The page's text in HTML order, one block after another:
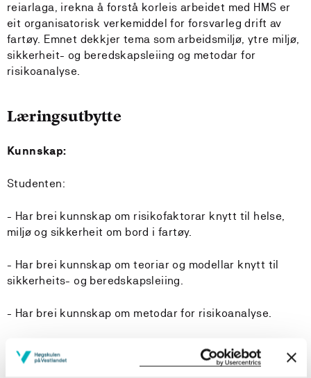
reiarlaga, irekna å forstå korleis arbeidet med HMS er
eit organisatorisk verkemiddel for forsvarleg drift av
fartøy. Emnet dekkjer tema som arbeidsmiljø, ytre miljø,
sikkerheit- og beredskapsleiing og metodar for
risikoanalyse.
Læringsutbytte
Kunnskap:
Studenten:
- Har brei kunnskap om risikofaktorar knytt til helse,
miljø og sikkerheit om bord i fartøy.
- Har brei kunnskap om teoriar og modellar knytt til
sikkerheits- og beredskapsleiing.
- Har brei kunnskap om metodar for risikoanalyse.
- Kjenner til forskings- og utviklingsarbeid innanfor
fagområdet HMS.